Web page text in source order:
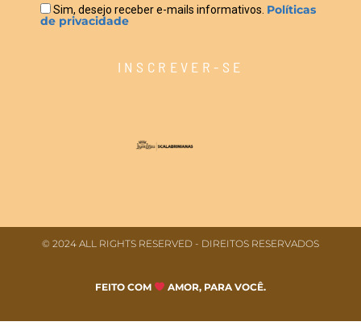
Sim, desejo receber e-mails informativos. Políticas
de privacidade
INSCREVER-SE
© 2024 ALL RIGHTS RESERVED​ - DIREITOS RESERVADOS
FEITO COM AMOR, PARA VOCÊ.